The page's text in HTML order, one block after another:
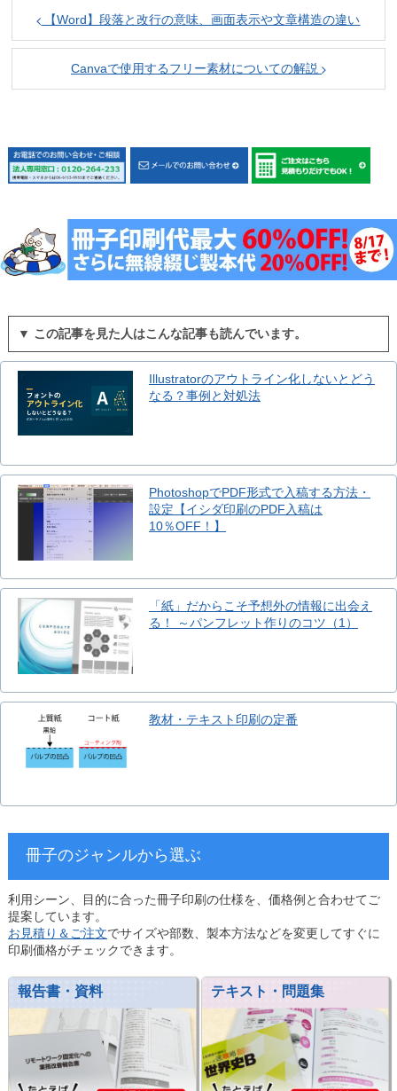
【Word】段落と改行の意味、画面表示や文章構造の違い
Canvaで使用するフリー素材についての解説
▼ この記事を見た人はこんな記事も読んでいます。
Illustratorのアウトライン化しないとどう
なる？事例と対処法
PhotoshopでPDF形式で入稿する方法・
設定【イシダ印刷のPDF入稿は
10％OFF！】
「紙」だからこそ予想外の情報に出会え
る！ ～パンフレット作りのコツ（1）
教材・テキスト印刷の定番
冊子のジャンルから選ぶ
利用シーン、目的に合った冊子印刷の仕様を、価格例と合わせてご
提案しています。
お見積り＆ご注文でサイズや部数、製本方法などを変更してすぐに
印刷価格がチェックできます。
報告書・資料 テキスト・問題集